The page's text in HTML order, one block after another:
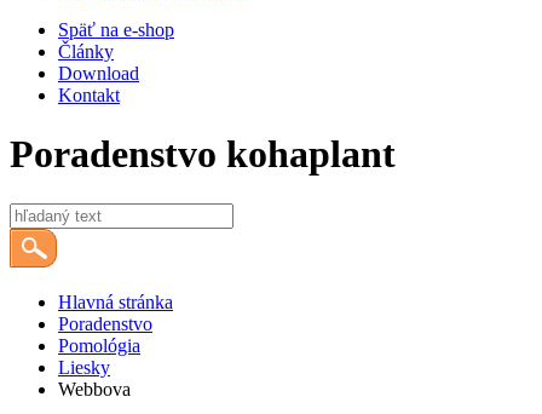
Späť na e-shop
Články
Download
Kontakt
Poradenstvo kohaplant
Hlavná stránka
Poradenstvo
Pomológia
Liesky
Webbova